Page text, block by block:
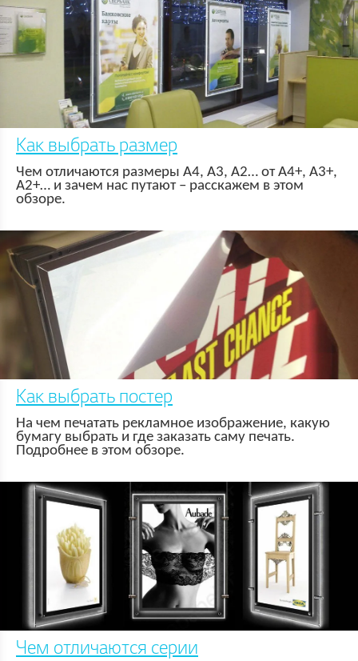
Как выбрать размер
Чем отличаются размеры А4, А3, А2… от А4+, А3+,
А2+… и зачем нас путают – расскажем в этом
обзоре.
Как выбрать постер
На чем печатать рекламное изображение, какую
бумагу выбрать и где заказать саму печать.
Подробнее в этом обзоре.
Чем отличаются серии